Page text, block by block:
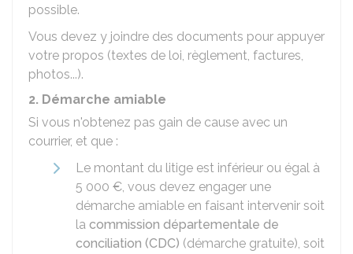
possible.
Vous devez y joindre des documents pour appuyer
votre propos (textes de loi, règlement, factures,
photos...).
2. Démarche amiable
Si vous n'obtenez pas gain de cause avec un
courrier, et que :
Le montant du litige est inférieur ou égal à
5 000 €, vous devez engager une
démarche amiable en faisant intervenir soit
la commission départementale de
conciliation (CDC) (démarche gratuite), soit